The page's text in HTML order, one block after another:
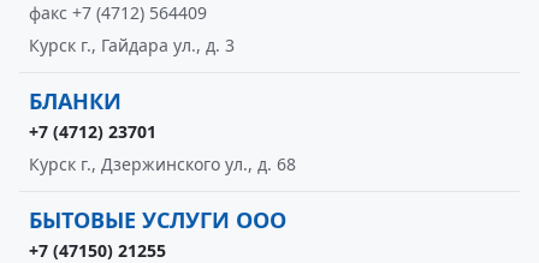
факс +7 (4712) 564409
Курск г., Гайдара ул., д. 3
БЛАНКИ
+7 (4712) 23701
Курск г., Дзержинского ул., д. 68
БЫТОВЫЕ УСЛУГИ ООО
+7 (47150) 21255